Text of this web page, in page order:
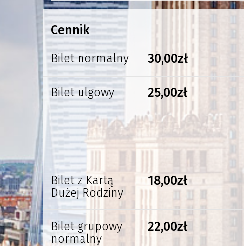
Cennik
Bilet normalny 30,00zł
Bilet ulgowy 25,00zł
Bilet z Kartą
Dużej Rodziny
18,00zł
Bilet grupowy
normalny
22,00zł